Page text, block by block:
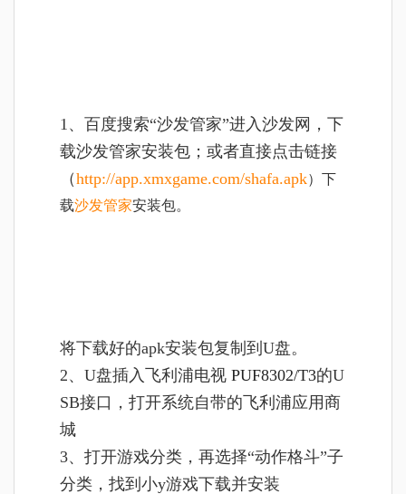
1、百度搜索“沙发管家”进入沙发网，下
载沙发管家安装包；或者直接点击链接
（http://app.xmxgame.com/shafa.apk）下
载沙发管家安装包。
将下载好的apk安装包复制到U盘。
2、U盘插入 飞利浦电视 PUF8302/T3的U
SB接口，打开系统自带的飞利浦应用商
城
3、打开游戏分类，再选择“动作格斗”子
分类，找到小y游戏下载并安装